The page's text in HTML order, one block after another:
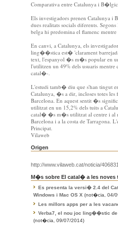
Comparativa entre Catalunya i
Els investigadors prenen Catalunya i
dues realitats socials diferents.
belga hi predomina el flamenc
En canvi, a Catalunya, els
ling��stica est� 'clarament
text, l'espanyol �s m�s popular en
l'utilitzen un 49% dels usuaris
catal�-.
L'estudi tamb� diu que s'han tingut
Catalunya, �s a dir, incloses totes les
Barcelona. En aquest sentit �s
utilitzat en un 15,2% dels tuits a
catal� �s m�s utilitzat al centre i al
Barcelona i a la costa de Tarragona.
Principat.
Vilaweb
Origen
http://www.vilaweb.cat/noticia/
M�s sobre El catal� a les noves
Es presenta la versi� 2.4 del
Windows i Mac OS X (not�cia, 04/
Les millors apps per a les
Verba7, el nou joc ling��stic
(not�cia, 09/07/2014)